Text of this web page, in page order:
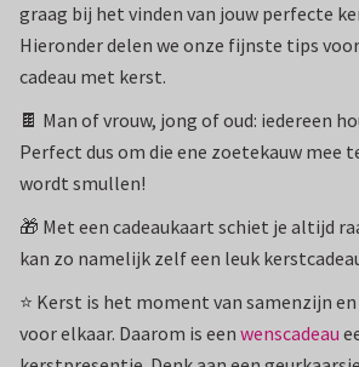
graag bij het vinden van jouw perfecte
Hieronder delen we onze fijnste tips
cadeau met kerst.
🍫 Man of vrouw, jong of oud: iedereen
Perfect dus om die ene zoetekauw mee
wordt smullen!
🎁 Met een cadeaukaart schiet je altijd
kan zo namelijk zelf een leuk
⭐️ Kerst is het moment van samenzijn
voor elkaar. Daarom is een wenscadeau